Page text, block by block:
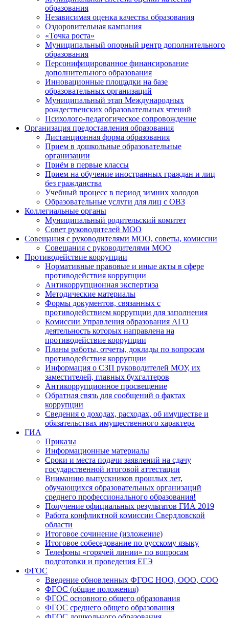
образования
Независимая оценка качества образования
Оздоровительная кампания
«Точка роста»
Муниципальный опорный центр дополнительного
образования
Персонифицированное финансирование
дополнительного образования
Инновационные площадки на базе
образовательных организаций
Муниципальный этап Международных
рождественских образовательных чтений
Психолого-педагогическое сопровождение
Организация предоставления образования
Дистанционная форма образования
Прием в дошкольные образовательные
организации
Приём в первые классы
Прием на обучение иностранных граждан и лиц
без гражданства
Учебный процесс в период зимних холодов
Образовательные услуги для лиц с ОВЗ
Коллегиальные органы
Муниципальный родительский комитет
Совет руководителей МОО
Совещания с руководителями МОО, советы, комиссии
Совещания с руководителями МОО
Противодействие коррупции
Нормативные правовые и иные акты в сфере
противодействия коррупции
Антикоррупционная экспертиза
Методические материалы
Формы документов, связанных с
противодействием коррупции для заполнения
Комиссии Управления образования АГО
деятельность которых направлена на
противодействие коррупции
Планы работы, отчеты, доклады по вопросам
противодействия коррупции
Информация о СЗП руководителей МОУ, их
заместителей, главных бухгалтеров
Антикоррупционное просвещение
Обратная связь для сообщений о фактах
коррупции
Сведения о доходах, расходах, об имуществе и
обязательствах имущественного характера
ГИА
Приказы
Информационные материалы
Сроки и места подачи заявлений на сдачу
государственной итоговой аттестации
Вниманию выпускников прошлых лет,
обучающихся образовательных организаций
среднего профессионального образования!
Получение официальных результатов ГИА 2019
Работа конфликтной комиссии Свердловской
области
Итоговое сочинение (изложение)
Итоговое собеседование по русскому языку
Телефоны «горячей линии» по вопросам
подготовки и проведения ЕГЭ
ФГОС
Введение обновленных ФГОС НОО, ООО, СОО
ФГОС (общие положения)
ФГОС основного общего образования
ФГОС среднего общего образования